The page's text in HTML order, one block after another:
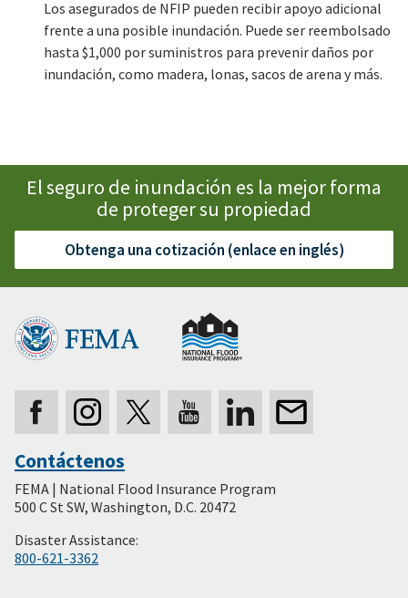
Los asegurados de NFIP pueden recibir apoyo adicional
frente a una posible inundación. Puede ser reembolsado
hasta $1,000 por suministros para prevenir daños por
inundación, como madera, lonas, sacos de arena y más.
El seguro de inundación es la mejor forma
de proteger su propiedad
Obtenga una cotización (enlace en inglés)
Secondary
Footer
Contáctenos
FEMA | National Flood Insurance Program
500 C St SW, Washington, D.C. 20472
Disaster Assistance:
800-621-3362